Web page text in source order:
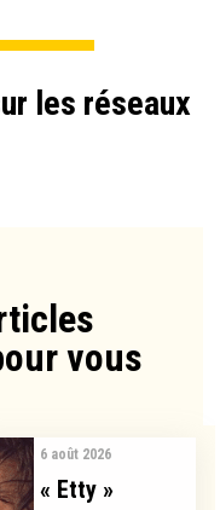
les réseaux
vous​
6 août 2026
« Etty »